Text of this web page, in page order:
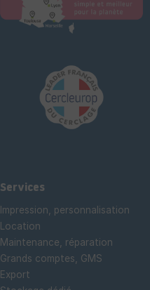
Services
Impression, personnalisation
Location
Maintenance, réparation
Grands comptes, GMS
Export